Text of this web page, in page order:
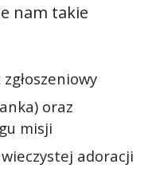
nam takie
oraz
misji
adoracji